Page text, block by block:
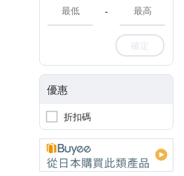
-
確定
優惠
折扣碼